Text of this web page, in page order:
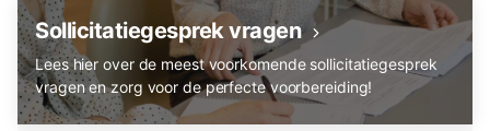
Sollicitatiegesprek vragen
Lees hier over de meest voorkomende sollicitatiegesprek
vragen en zorg voor de perfecte voorbereiding!